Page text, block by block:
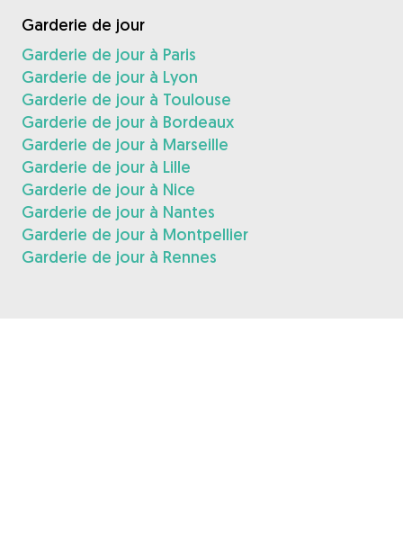
Garderie de jour
Garderie de jour à Paris
Garderie de jour à Lyon
Garderie de jour à Toulouse
Garderie de jour à Bordeaux
Garderie de jour à Marseille
Garderie de jour à Lille
Garderie de jour à Nice
Garderie de jour à Nantes
Garderie de jour à Montpellier
Garderie de jour à Rennes